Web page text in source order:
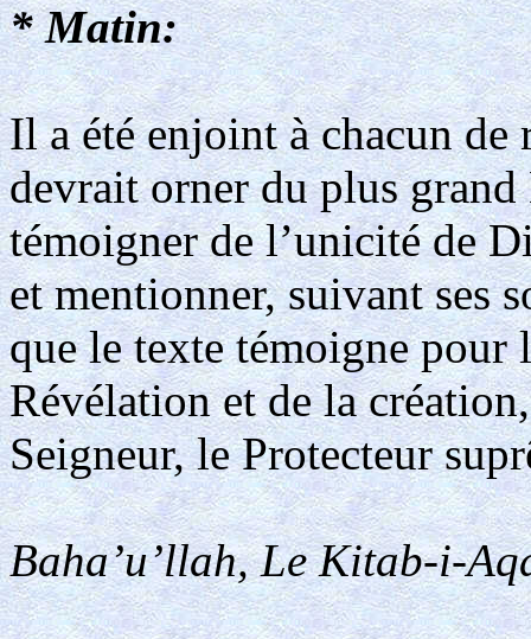
* Matin:
Il a été enjoint à chacun de
devrait orner du plus
témoigner de l’unicité de
et mentionner, suivant ses
que le texte témoigne pour
Révélation et de la
Seigneur, le Protecteur
Baha’u’llah, Le Kitab-i-